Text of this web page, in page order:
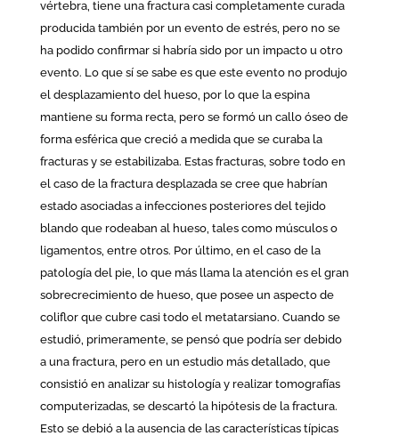
vértebra, tiene una fractura casi completamente curada
producida también por un evento de estrés, pero no se
ha podido confirmar si habría sido por un impacto u otro
evento. Lo que sí se sabe es que este evento no produjo
el desplazamiento del hueso, por lo que la espina
mantiene su forma recta, pero se formó un callo óseo de
forma esférica que creció a medida que se curaba la
fracturas y se estabilizaba. Estas fracturas, sobre todo en
el caso de la fractura desplazada se cree que habrían
estado asociadas a infecciones posteriores del tejido
blando que rodeaban al hueso, tales como músculos o
ligamentos, entre otros. Por último, en el caso de la
patología del pie, lo que más llama la atención es el gran
sobrecrecimiento de hueso, que posee un aspecto de
coliflor que cubre casi todo el metatarsiano. Cuando se
estudió, primeramente, se pensó que podría ser debido
a una fractura, pero en un estudio más detallado, que
consistió en analizar su histología y realizar tomografías
computerizadas, se descartó la hipótesis de la fractura.
Esto se debió a la ausencia de las características típicas